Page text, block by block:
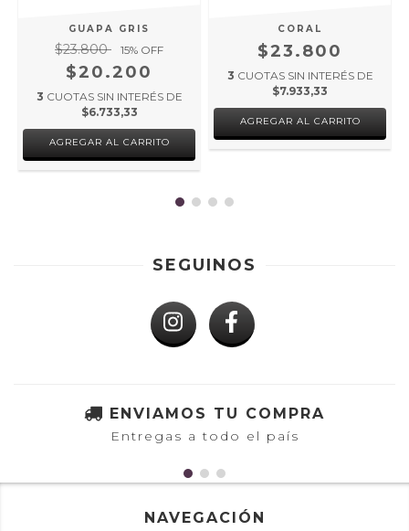
GUAPA GRIS
$23.800 15% OFF
$20.200
3 CUOTAS SIN INTERÉS DE
$6.733,33
AGREGAR AL CARRITO
CORAL
$23.800
3 CUOTAS SIN INTERÉS DE
$7.933,33
AGREGAR AL CARRITO
SEGUINOS
ENVIAMOS TU COMPRA
Entregas a todo el país
NAVEGACIÓN